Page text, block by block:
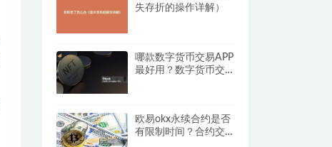
失存折的操作详解）
哪款数字货币交易APP
最好用？数字货币交
欧易okx永续合约是否
有限制时间？合约交